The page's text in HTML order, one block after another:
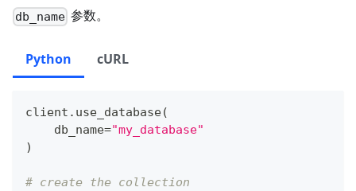
db_name 参数。
Python cURL
client . use_database(
    db_name
="my_database"
)
# create the collection